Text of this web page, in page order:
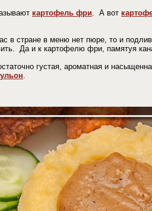
картофель фри . А вот
в стране в меню нет пюре, то и
Да и к картофелю фри, памятуя
густая, ароматная и